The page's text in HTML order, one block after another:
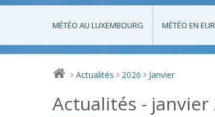
MÉTÉO AU LUXEMBOURG MÉTÉO EN
> Actualités > 2026 > Janvier
Actualités - janvier